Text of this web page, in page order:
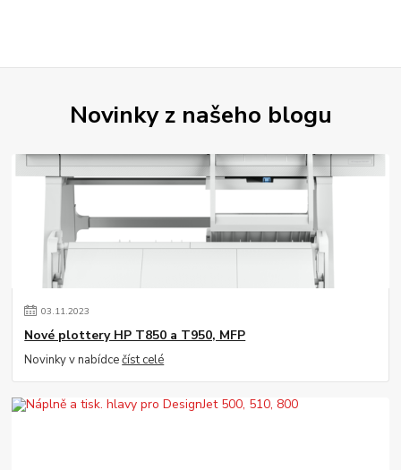
Novinky z našeho blogu
03.11.2023
Nové plottery HP T850 a T950, MFP
Novinky v nabídcečíst celé